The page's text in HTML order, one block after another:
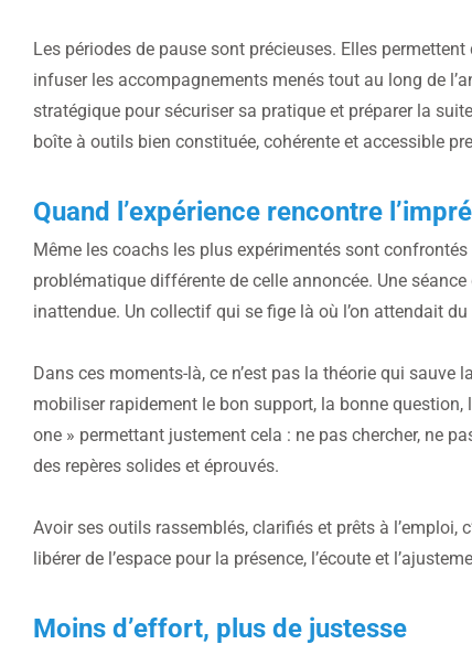
Les périodes de pause sont précieuses. Elles
infuser les accompagnements menés tout au long de
stratégique pour sécuriser sa pratique et préparer la
boîte à outils bien constituée, cohérente et accessible
Quand l’expérience rencontre
Même les coachs les plus expérimentés sont
problématique différente de celle annoncée. Une
inattendue. Un collectif qui se fige là où l’on attendait
Dans ces moments-là, ce n’est pas la théorie qui
mobiliser rapidement le bon support, la bonne
one » permettant justement cela : ne pas chercher, ne
des repères solides et éprouvés.
Avoir ses outils rassemblés, clarifiés et prêts à l’emploi,
libérer de l’espace pour la présence, l’écoute et
Moins d’effort, plus de justesse